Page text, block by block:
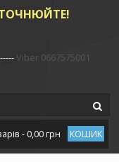
Viber 0667575001
- 0,00 грн КОШИК